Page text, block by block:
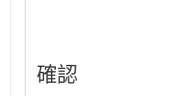
確認